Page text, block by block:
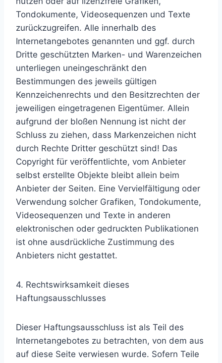
Tondokumente, Videosequenzen und Texte
zurückzugreifen. Alle innerhalb des
Internetangebotes genannten und ggf. durch
Dritte geschützten Marken- und Warenzeichen
unterliegen uneingeschränkt den
Bestimmungen des jeweils gültigen
Kennzeichenrechts und den Besitzrechten der
jeweiligen eingetragenen Eigentümer. Allein
aufgrund der bloßen Nennung ist nicht der
Schluss zu ziehen, dass Markenzeichen nicht
durch Rechte Dritter geschützt sind! Das
Copyright für veröffentlichte, vom Anbieter
selbst erstellte Objekte bleibt allein beim
Anbieter der Seiten. Eine Vervielfältigung oder
Verwendung solcher Grafiken, Tondokumente,
Videosequenzen und Texte in anderen
elektronischen oder gedruckten Publikationen
ist ohne ausdrückliche Zustimmung des
Anbieters nicht gestattet.
4. Rechtswirksamkeit dieses
Haftungsausschlusses
Dieser Haftungsausschluss ist als Teil des
Internetangebotes zu betrachten, von dem aus
auf diese Seite verwiesen wurde. Sofern Teile